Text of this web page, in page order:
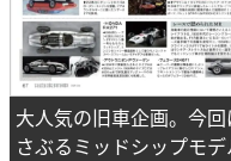
大人気の旧車企画。今
さぶるミッドシップモ